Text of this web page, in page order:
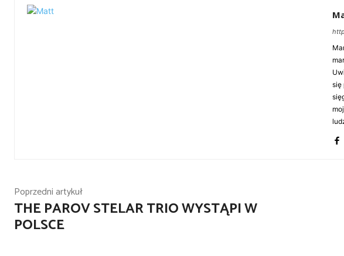
się
Poprzedni artykuł
THE PAROV STELAR TRIO WYSTĄPI W
POLSCE